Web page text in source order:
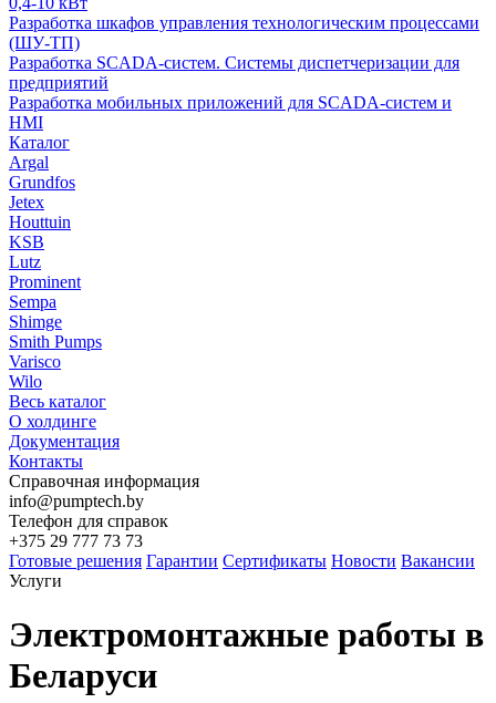
Разработка шкафов управления технологическим процессами
(ШУ-ТП)
Разработка SCADA-систем. Системы диспетчеризации для
предприятий
Разработка мобильных приложений для SCADA-систем и
HMI
Каталог
Argal
Grundfos
Jetex
Houttuin
KSB
Lutz
Prominent
Sempa
Shimge
Smith Pumps
Varisco
Wilo
Весь каталог
О холдинге
Документация
Контакты
Справочная информация
info@pumptech.by
Телефон для справок
+375 29 777 73 73
Готовые решения Гарантии Сертификаты Новости Вакансии
Услуги
Электромонтажные работы в
Беларуси